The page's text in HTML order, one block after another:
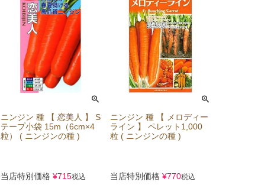
ニンジン 種 【 恋美人 】 S
テープ小袋 15m（6cm×4
粒） ( ニンジンの種 )
当店特別価格 ¥715税込
ニンジン 種 【 メロディー
ライン 】 ペレット1,000
粒 ( ニンジンの種 )
当店特別価格 ¥770税込